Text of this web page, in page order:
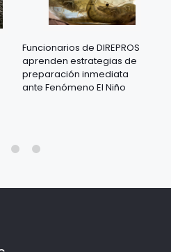
Funcionarios de DIREPROS
aprenden estrategias de
preparación inmediata
ante Fenómeno El Niño